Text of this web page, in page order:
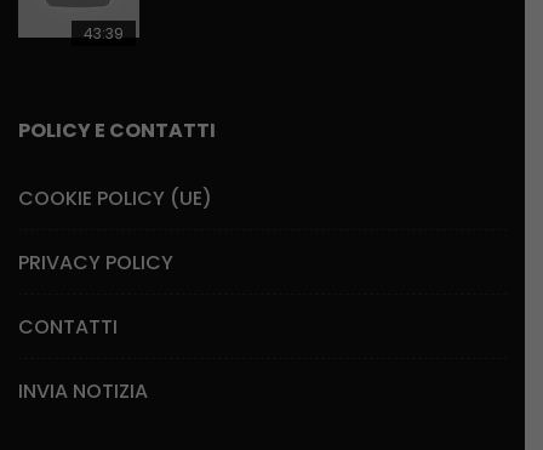
43:39
POLICY E CONTATTI
COOKIE POLICY (UE)
PRIVACY POLICY
CONTATTI
INVIA NOTIZIA